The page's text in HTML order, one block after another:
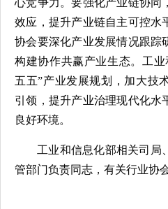
心竞争力。要强化产业链协同
效应，提升产业链自主可控水
协会要深化产业发展情况跟踪
构建协作共赢产业生态。工
五五”产业发展规划，加大技
引领，提升产业治理现代化水
良好环境。
工业和信息化部相关司局
管部门负责同志，有关行业协